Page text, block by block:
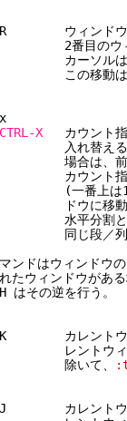
ウィンドウ位置
ウィンドウは3
ルは同じウ
動はカレントウ
CTRL-X カウント指
える。次のウィ
、前(1つ上)
ト指定有り:
は1番目)を入
に移動す
割と垂直分割が
／列の中だけ
ンドはウィンドウ
たウィンドウがあ
はその逆を行う。
カレントウィン
ウィンドウに適
て、
カレントウィンド